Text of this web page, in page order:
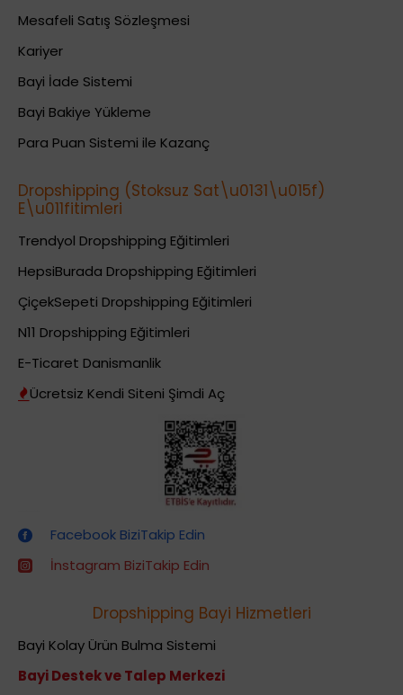
Mesafeli Satış Sözleşmesi
Kariyer
Bayi İade Sistemi
Bayi Bakiye Yükleme
Para Puan Sistemi ile Kazanç
Dropshipping (Stoksuz Sat\u0131\u015f)
E\u011fitimleri
Trendyol Dropshipping Eğitimleri
HepsiBurada Dropshipping Eğitimleri
ÇiçekSepeti Dropshipping Eğitimleri
N11 Dropshipping Eğitimleri
E-Ticaret Danismanlik
Ücretsiz Kendi Siteni Şimdi Aç
Facebook BiziTakip Edin
İnstagram BiziTakip Edin
Dropshipping Bayi Hizmetleri
Bayi Kolay Ürün Bulma Sistemi
Bayi Destek ve Talep Merkezi